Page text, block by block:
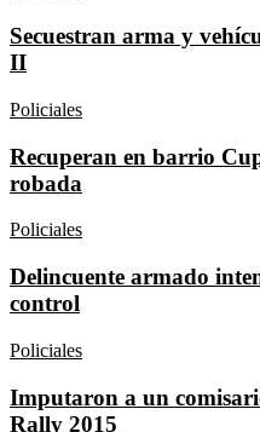
Secuestran arma y
II
Policiales
Recuperan en barrio
robada
Policiales
Delincuente armado
control
Policiales
Imputaron a un
Rally 2015